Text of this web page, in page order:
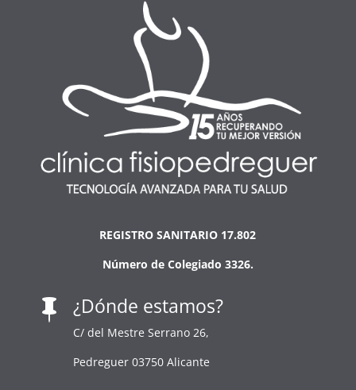
REGISTRO SANITARIO 17.802
Número de Colegiado 3326.
 ¿Dónde estamos?
C/ del Mestre Serrano 26,
Pedreguer 03750 Alicante